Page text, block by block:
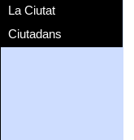
La Ciutat
Ciutadans